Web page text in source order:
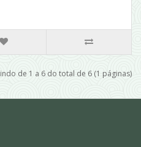
de 1 a 6 do total de 6 (1 páginas)